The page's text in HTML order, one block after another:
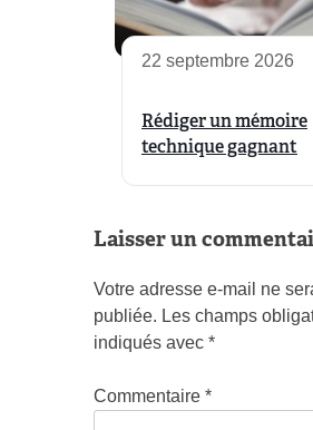
22 septembre 2026
Rédiger un mémoire
technique gagnant
Laisser un
Votre adresse e-mail ne
publiée. Les champs
indiqués avec *
Commentaire *